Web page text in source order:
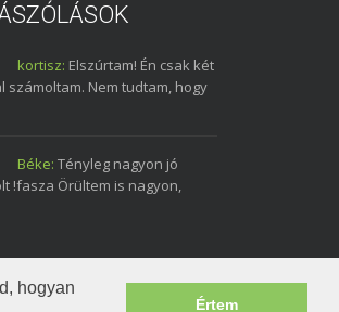
hogyan
Értem
kortisz: Elszúrtam! Én csak két
számoltam. Nem tudtam, hogy
Béke: Tényleg nagyon jó
!fasza Örültem is nagyon,